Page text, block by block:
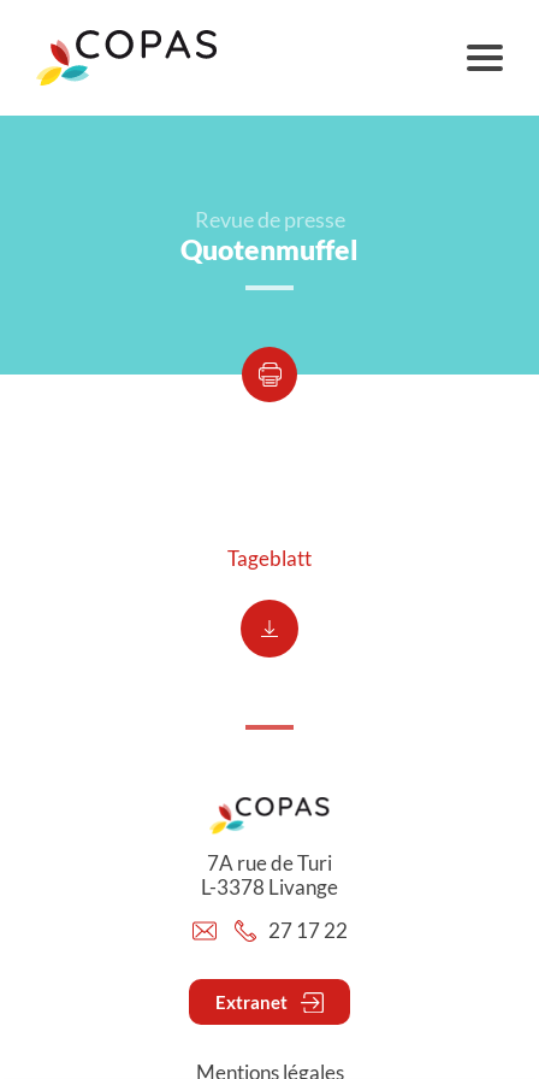
Revue de presse
Quotenmuffel
Tageblatt
7A rue de Turi
L-3378 Livange
27 17 22
Extranet
Mentions légales